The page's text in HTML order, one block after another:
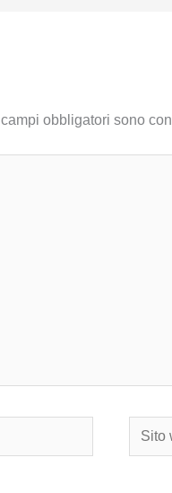
I campi obbligatori sono
Sito
web